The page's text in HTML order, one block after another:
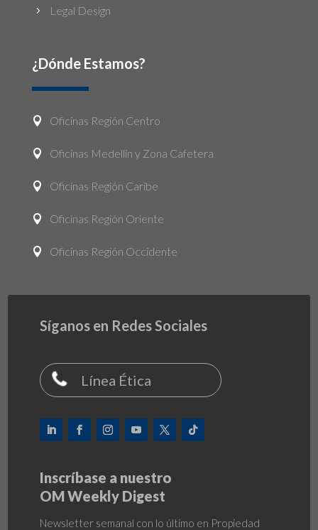
5 Legal Design
¿Dónde Estamos?
 Oficinas Región Centro
 Oficinas Medellín y Zona Cafetera
 Oficinas Región Caribe
 Oficinas Región Oriente
 Oficinas Región Occidente
Síganos en Redes Sociales
Línea Ética
Inscríbase a nuestro
OM Weekly Digest
Newsletter semanal con lo último en Propiedad